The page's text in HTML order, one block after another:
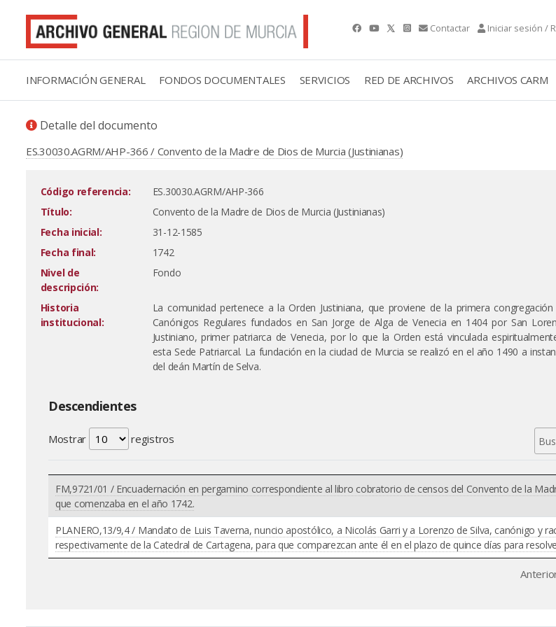
Contactar Iniciar sesión /
INFORMACIÓN GENERAL FONDOS DOCUMENTALES SERVICIOS RED DE ARCHIVOS ARCHIVOS CARM
Detalle del documento
ES.30030.AGRM/AHP-366 / Convento de la Madre de Dios de Murcia (Justinianas)
Código referencia:
ES.30030.AGRM/AHP-366
Título:
Convento de la Madre de Dios de Murcia (Justinianas)
Fecha inicial:
31-12-1585
Fecha final:
1742
Nivel de
descripción:
Fondo
Historia
institucional:
La comunidad pertenece a la Orden Justiniana, que proviene de la primera congregación
Canónigos Regulares fundados en San Jorge de Alga de Venecia en 1404 por San
Justiniano, primer patriarca de Venecia, por lo que la Orden está vinculada
esta Sede Patriarcal. La fundación en la ciudad de Murcia se realizó en el año 1490 a
del deán Martín de Selva.
Descendientes
Mostrar registros
FM,9721/01 / Encuadernación en pergamino correspondiente al libro cobratorio de censos del Convento de la
que comenzaba en el año 1742.
PLANERO,13/9,4 / Mandato de Luis Taverna, nuncio apostólico, a Nicolás Garri y a Lorenzo de Silva, canónigo y
respectivamente de la Catedral de Cartagena, para que comparezcan ante él en el plazo de quince días para